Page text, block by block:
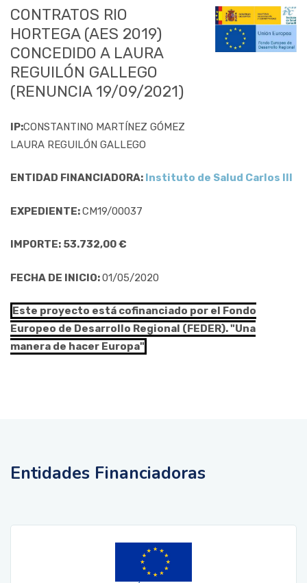
ACCESO PERSONAL
CONTRATOS RIO
HORTEGA (AES 2019)
CONCEDIDO A LAURA
REGUILÓN GALLEGO
(RENUNCIA 19/09/2021)
IP:CONSTANTINO MARTÍNEZ GÓMEZ
LAURA REGUILÓN GALLEGO
ENTIDAD FINANCIADORA: Instituto de Salud Carlos III
EXPEDIENTE:CM19/00037
IMPORTE: 53.732,00 €
FECHA DE INICIO:01/05/2020
Este proyecto está cofinanciado por el Fondo
Europeo de Desarrollo Regional (FEDER). "Una
manera de hacer Europa"
Entidades Financiadoras